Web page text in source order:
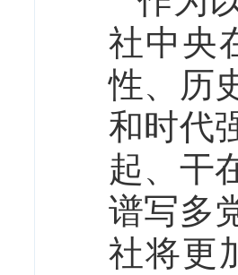
社中央
性、历
和时代
起、干
谱写多
社将更